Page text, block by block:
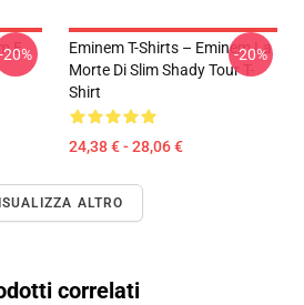
E
-20%
Eminem T-Shirts – Eminem La
Morte Di Slim Shady Tour T-
Shirt
24,38 € - 28,06 €
-20%
ALTRO
correlati